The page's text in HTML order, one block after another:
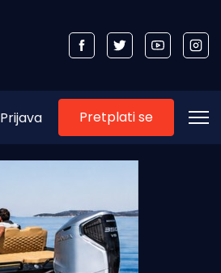
Prijava Pretplati se